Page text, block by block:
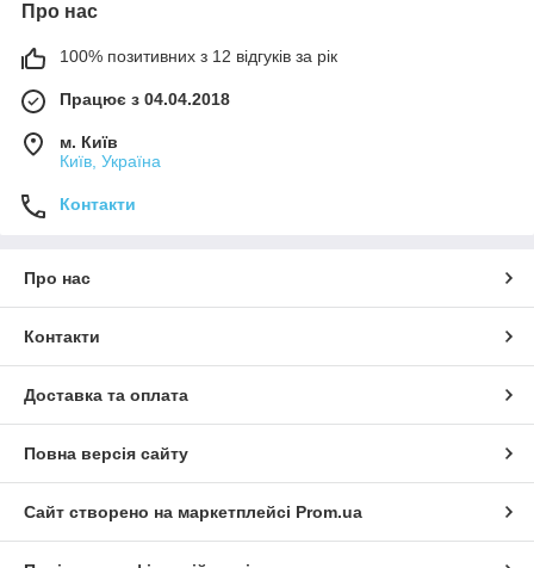
Про нас
100% позитивних з 12 відгуків за рік
Працює з 04.04.2018
м. Київ
Київ, Україна
Контакти
Про нас
Контакти
Доставка та оплата
Повна версія сайту
Сайт створено на маркетплейсі Prom.ua